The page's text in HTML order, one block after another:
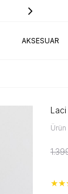
AKSESUAR
Laci
Ürün
★★